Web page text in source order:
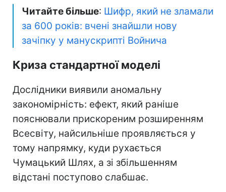
Читайте більше: Шифр, який не зламали
за 600 років: вчені знайшли нову
зачіпку у манускрипті Войнича
Криза стандартної моделі
Дослідники виявили аномальну
закономірність: ефект, який раніше
пояснювали прискореним розширенням
Всесвіту, найсильніше проявляється у
тому напрямку, куди рухається
Чумацький Шлях, а зі збільшенням
відстані поступово слабшає.